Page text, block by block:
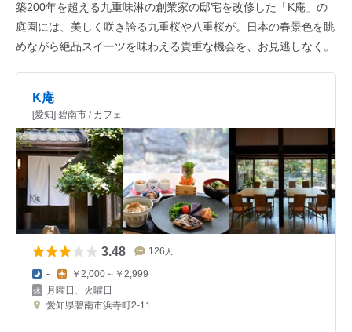
築200年を超える九重味淋の創業家の邸宅を改修した「K庵」の
庭園には、美しく咲き誇る九重桜や八重桜が。日本の春景色を眺
めながら絶品スイーツを味わえる貴重な機会を、お見逃しなく。
K庵
[愛知] 碧南市 / カフェ
3.48 126 人
- ￥2,000～￥2,999
月曜日、火曜日
愛知県碧南市浜寺町2-11